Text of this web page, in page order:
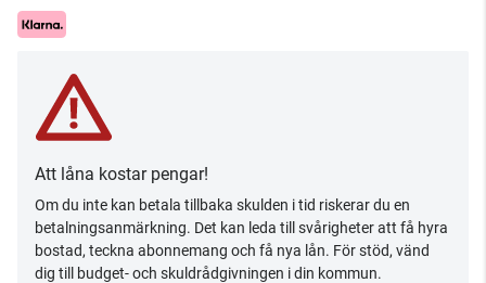
Att låna kostar pengar!
Om du inte kan betala tillbaka skulden i tid riskerar du en
betalningsanmärkning. Det kan leda till svårigheter att få hyra
bostad, teckna abonnemang och få nya lån. För stöd, vänd
dig till budget- och skuldrådgivningen i din kommun.